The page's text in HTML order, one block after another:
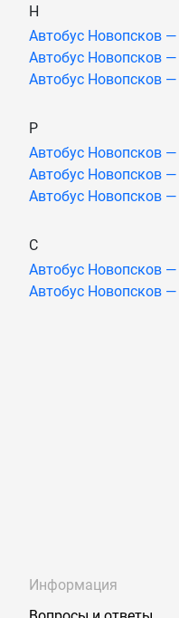
Н
Автобус Новопсков —
Автобус Новопсков —
Автобус Новопсков —
Р
Автобус Новопсков —
Автобус Новопсков —
Автобус Новопсков —
С
Автобус Новопсков —
Автобус Новопсков —
Информация